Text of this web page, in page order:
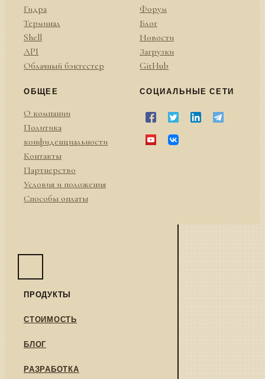
Гидра
Терминал
Shell
API
Облачный бэктестер
Форум
Блог
Новости
Загрузки
GitHub
ОБЩЕЕ
О компании
Политика
конфиденциальности
Контакты
Партнерство
Условия и положения
Способы оплаты
СОЦИАЛЬНЫЕ СЕТИ
ПРОДУКТЫ
СТОИМОСТЬ
БЛОГ
РАЗРАБОТКА